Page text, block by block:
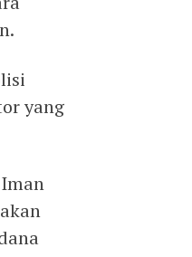
yang